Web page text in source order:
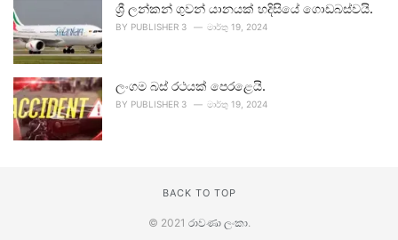
ශ්‍රී ලන්කන් ගුවන් යානයක් හදිසියේ ගොඩබස්වයි.
BY PUBLISHER 3 මාර්තු 19, 2024
ලංගම බස් රථයක් පෙරළෙයි.
BY PUBLISHER 3 මාර්තු 19, 2024
BACK TO TOP
© 2021 රාවණා ලංකා.